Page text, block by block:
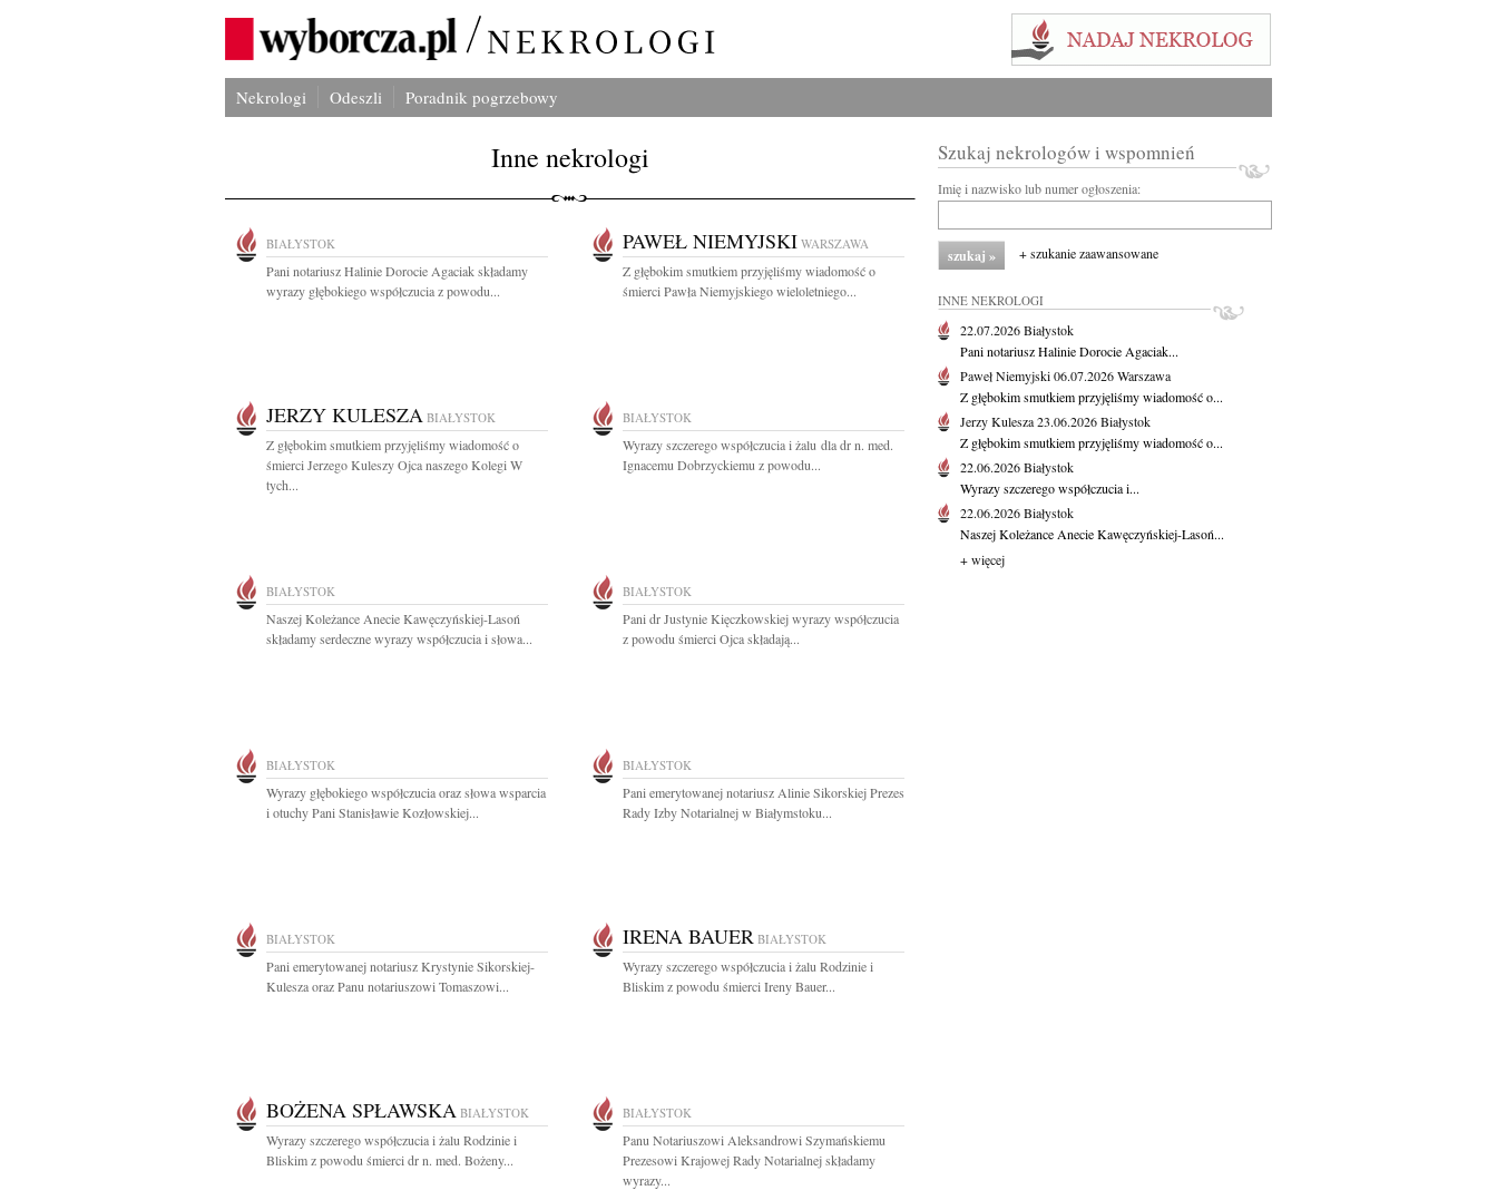
Nekrologi Odeszli Poradnik pogrzebowy
Inne nekrologi
BIAŁYSTOK
Pani notariusz Halinie Dorocie Agaciak składamy
wyrazy głębokiego współczucia z powodu...
PAWEŁ NIEMYJSKI WARSZAWA
Z głębokim smutkiem przyjęliśmy wiadomość o
śmierci Pawła Niemyjskiego wieloletniego...
JERZY KULESZA BIAŁYSTOK
Z głębokim smutkiem przyjęliśmy wiadomość o
śmierci Jerzego Kuleszy Ojca naszego Kolegi W
tych...
BIAŁYSTOK
Wyrazy szczerego współczucia i żalu dla dr n. med.
Ignacemu Dobrzyckiemu z powodu...
BIAŁYSTOK
Naszej Koleżance Anecie Kawęczyńskiej-Lasoń
składamy serdeczne wyrazy współczucia i słowa...
BIAŁYSTOK
Pani dr Justynie Kięczkowskiej wyrazy współczucia
z powodu śmierci Ojca składają...
BIAŁYSTOK
Wyrazy głębokiego współczucia oraz słowa wsparcia
i otuchy Pani Stanisławie Kozłowskiej...
BIAŁYSTOK
Pani emerytowanej notariusz Alinie Sikorskiej Prezes
Rady Izby Notarialnej w Białymstoku...
BIAŁYSTOK
Pani emerytowanej notariusz Krystynie Sikorskiej-
Kulesza oraz Panu notariuszowi Tomaszowi...
IRENA BAUER BIAŁYSTOK
Wyrazy szczerego współczucia i żalu Rodzinie i
Bliskim z powodu śmierci Ireny Bauer...
BOŻENA SPŁAWSKA BIAŁYSTOK
Wyrazy szczerego współczucia i żalu Rodzinie i
Bliskim z powodu śmierci dr n. med. Bożeny...
BIAŁYSTOK
Panu Notariuszowi Aleksandrowi Szymańskiemu
Prezesowi Krajowej Rady Notarialnej składamy
wyrazy...
Szukaj nekrologów i wspomnień
Imię i nazwisko lub numer ogłoszenia:
+ szukanie zaawansowane
INNE NEKROLOGI
22.07.2026Białystok
Pani notariusz Halinie Dorocie Agaciak...
Paweł Niemyjski06.07.2026Warszawa
Z głębokim smutkiem przyjęliśmy wiadomość o...
Jerzy Kulesza23.06.2026Białystok
Z głębokim smutkiem przyjęliśmy wiadomość o...
22.06.2026Białystok
Wyrazy szczerego współczucia i...
22.06.2026Białystok
Naszej Koleżance Anecie Kawęczyńskiej-Lasoń...
+ więcej